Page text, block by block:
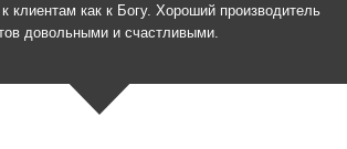
клиентам как к Богу. Хороший производитель
довольными и счастливыми.